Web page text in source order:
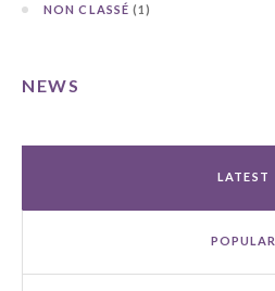
NON CLASSÉ (1)
NEWS
LATEST
POPULAR